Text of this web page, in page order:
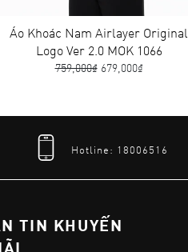
Áo Khoác Nam Airlayer Original
Logo Ver 2.0 MOK 1066
759,000₫ 679,000₫
Hotline: 18006516
TIN KHUYẾN